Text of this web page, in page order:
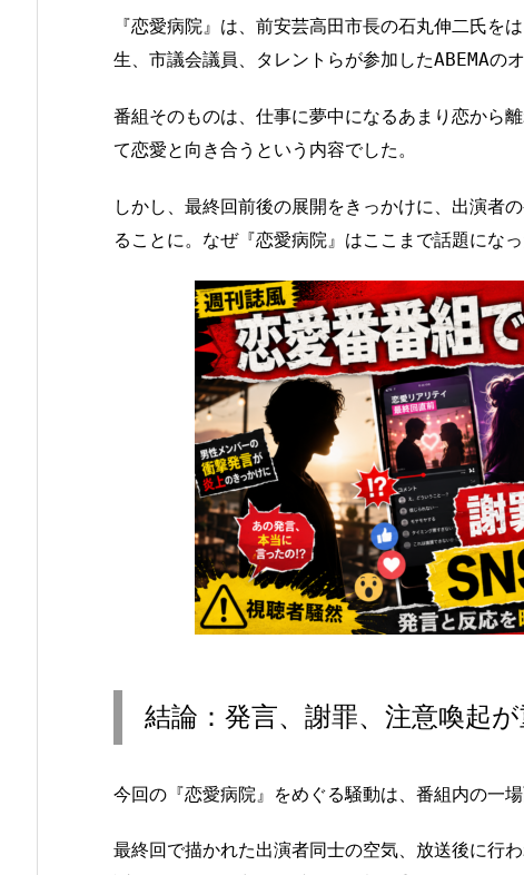
『恋愛病院』は、前安芸高田市長の石丸伸二氏を
生、市議会議員、タレントらが参加したABEMAの
番組そのものは、仕事に夢中になるあまり恋から
て恋愛と向き合うという内容でした。
しかし、最終回前後の展開をきっかけに、出演者
ることに。なぜ『恋愛病院』はここまで話題になっ
結論：発言、謝罪、注意喚起
今回の『恋愛病院』をめぐる騒動は、番組内の一
最終回で描かれた出演者同士の空気、放送後に行